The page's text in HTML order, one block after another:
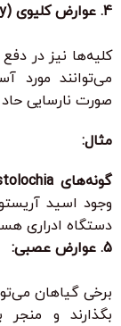
4. عوارض کلیوی (Nephrotoxicity):
کلیه‌ها نیز در
می‌توانند مورد
صورت نارسایی
مثال:
گونه‌های Aristolochia (زرآوند):
وجود اسید
دستگاه ادراری
5. عوارض عصبی:
برخی گیاهان
بگذارند و منجر